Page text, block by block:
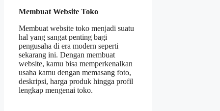
Membuat Website Toko
Membuat website toko menjadi suatu
hal yang sangat penting bagi
pengusaha di era modern seperti
sekarang ini. Dengan membuat
website, kamu bisa memperkenalkan
usaha kamu dengan memasang foto,
deskripsi, harga produk hingga profil
lengkap mengenai toko.